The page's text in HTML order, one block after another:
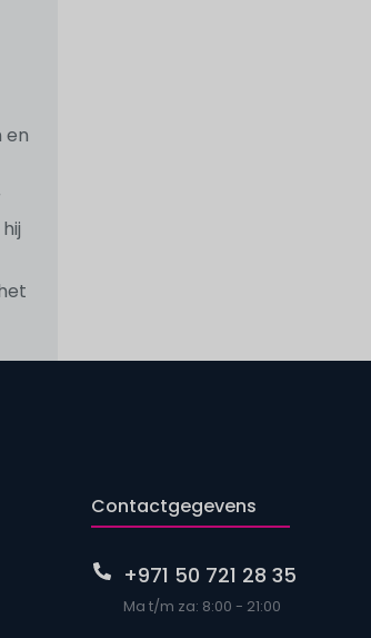
en
Contactgegevens
+971 50 721 28 35
Ma t/m za: 8:00 - 21:00